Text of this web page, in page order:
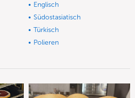
Englisch
Südostasiatisch
Türkisch
Polieren